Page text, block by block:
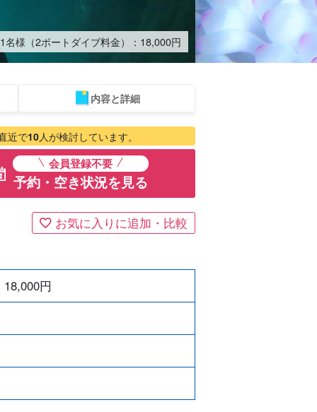
名様（2ボートダイブ料金）： 18,000円
ザメ
ー
レンタカー
ホエール
ウォッチング
ものづくり体験
内容と詳細
近で10人が検討しています。
会員登録不要
予約・空き状況を見る
お気に入りに追加・比較
18,000円